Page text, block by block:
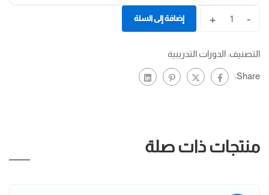
-
+ إضافة إلى السلة
التصنيف: الدورات التدريبية
Share:
منتجات ذات صلة